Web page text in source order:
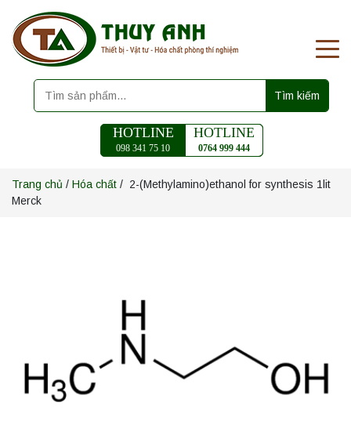
Tìm kiếm
HOTLINE
098 341 75 10
HOTLINE
0764 999 444
Trang chủ / Hóa chất / 2-(Methylamino)ethanol for synthesis 1lit
Merck